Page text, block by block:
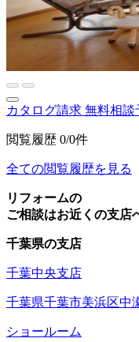
カタログ請求 無料相談
閲覧履歴 0/0件
全ての閲覧履歴を見る
リフォームの
ご相談はお近くの支店
千葉県の支店
千葉中央支店
千葉県千葉市美浜区中
ショールーム